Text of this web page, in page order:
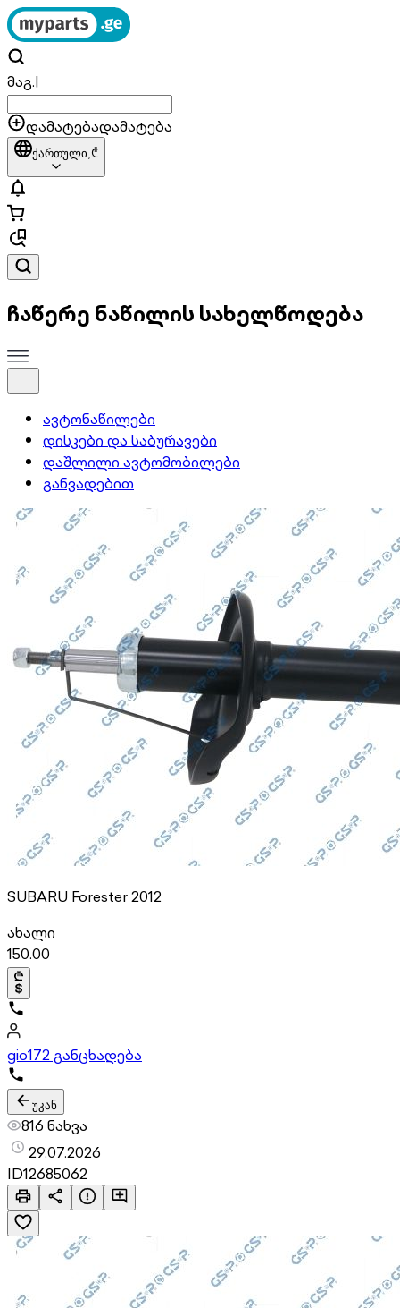
მაგ.|
დამატებადამატება
ქართული,₾
ჩაწერე ნაწილის სახელწოდება
ავტონაწილები
დისკები და საბურავები
დაშლილი ავტომობილები
განვადებით
SUBARU Forester 2012
ახალი
150.00
gio172 განცხადება
უკან
816 ნახვა
29.07.2026
ID12685062